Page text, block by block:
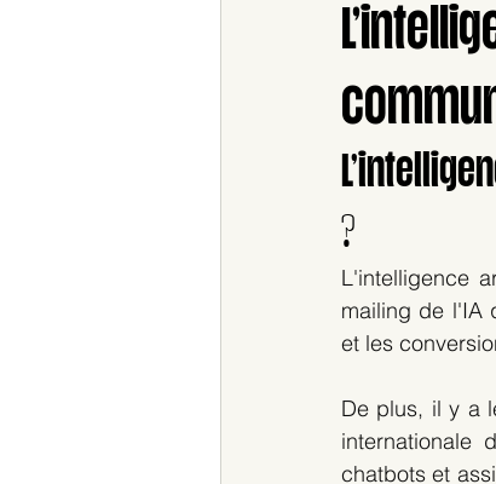
?
L'intelligence
mailing de l'IA
et les
De plus, il y a
internationale
chatbots et